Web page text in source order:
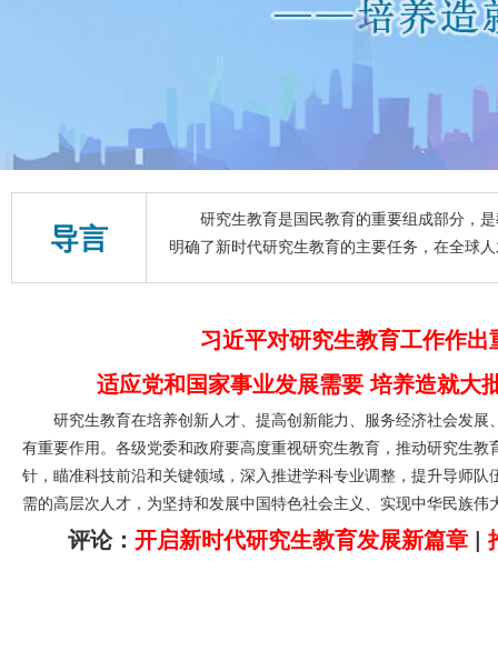
导言
研究生教育是国民教育的重要组成部分，
明确了新时代研究生教育的主要任务，在全球
习近平对研究生教育工作作
适应党和国家事业发展需要 培养造就大
研究生教育在培养创新人才、提高创新能力、服务经济社会发
有重要作用。各级党委和政府要高度重视研究生教育，推动研究生教
针，瞄准科技前沿和关键领域，深入推进学科专业调整，提升导师
需的高层次人才，为坚持和发展中国特色社会主义、实现中华民族伟
评论： 开启新时代研究生教育发展新篇章 |